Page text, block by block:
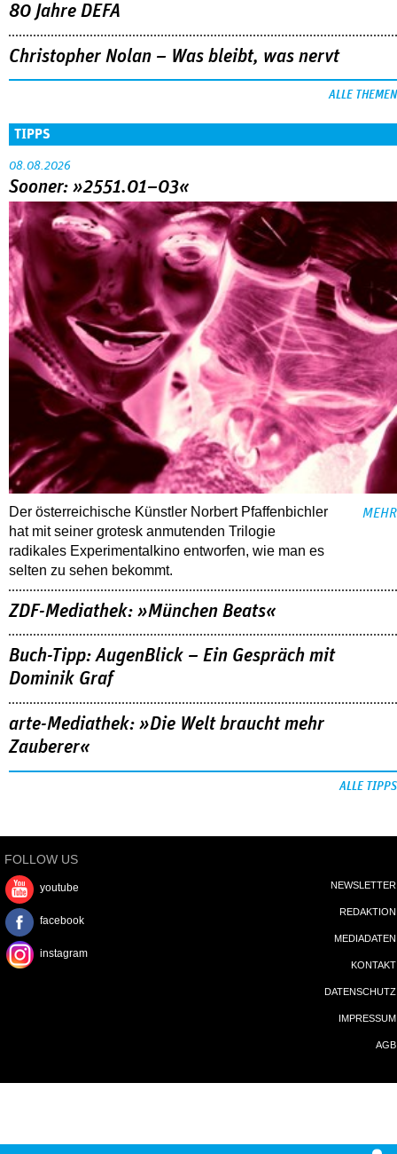
80 Jahre DEFA
Christopher Nolan – Was bleibt, was nervt
ALLE THEMEN
TIPPS
08.08.2026
Sooner: »2551.01–03«
Der österreichische Künstler Norbert Pfaffenbichler
hat mit seiner grotesk anmutenden Trilogie
radikales Experimentalkino entworfen, wie man es
selten zu sehen bekommt.
MEHR
ZDF-Mediathek: »München Beats«
Buch-Tipp: AugenBlick – Ein Gespräch mit
Dominik Graf
arte-Mediathek: »Die Welt braucht mehr
Zauberer«
ALLE TIPPS
FOLLOW US
youtube
facebook
instagram
NEWSLETTER
REDAKTION
MEDIADATEN
KONTAKT
DATENSCHUTZ
IMPRESSUM
AGB